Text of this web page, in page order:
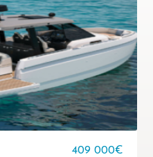
409 000€